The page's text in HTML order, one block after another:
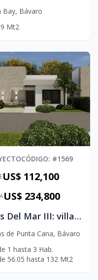
Bay, Bávaro
Mt2
CÓDIGO: #1569
US$ 112,100
US$ 234,800
Ecos Del Mar III: villas en Punta Cana
de Punta Cana, Bávaro
1 hasta 3 Hab.
56.05 hasta 132 Mt2